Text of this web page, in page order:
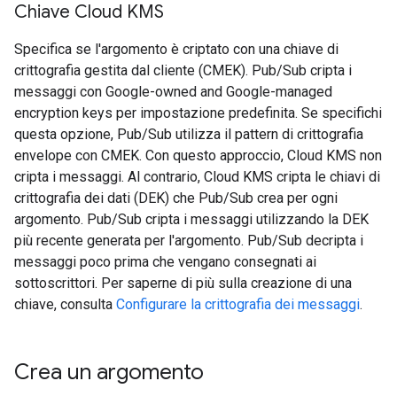
Chiave Cloud KMS
Specifica se l'argomento è criptato con una chiave di
crittografia gestita dal cliente (CMEK). Pub/Sub cripta i
messaggi con Google-owned and Google-managed
encryption keys per impostazione predefinita. Se specifichi
questa opzione, Pub/Sub utilizza il pattern di crittografia
envelope con CMEK. Con questo approccio, Cloud KMS non
cripta i messaggi. Al contrario, Cloud KMS cripta le chiavi di
crittografia dei dati (DEK) che Pub/Sub crea per ogni
argomento. Pub/Sub cripta i messaggi utilizzando la DEK
più recente generata per l'argomento. Pub/Sub decripta i
messaggi poco prima che vengano consegnati ai
sottoscrittori. Per saperne di più sulla creazione di una
chiave, consulta Configurare la crittografia dei messaggi.
Crea un argomento